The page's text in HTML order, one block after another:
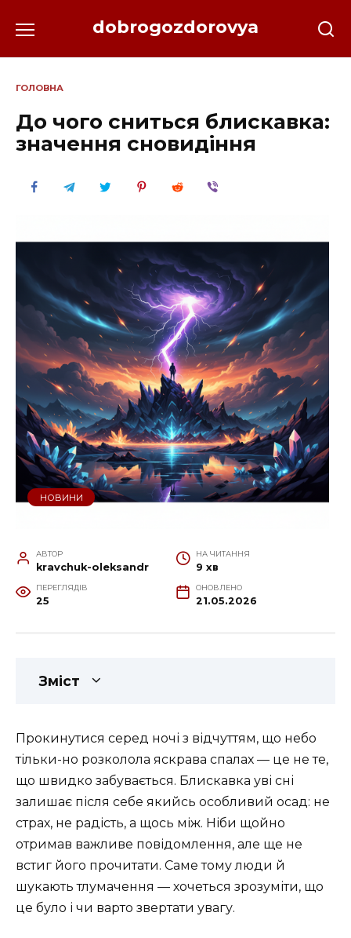
до
dobrogozdorovya
ГОЛОВНА
До чого сниться блискавка:
значення сновидіння
НОВИНИ
АВТОР
kravchuk-oleksandr
НА ЧИТАННЯ
9 хв
ПЕРЕГЛЯДІВ
25
ОНОВЛЕНО
21.05.2026
Зміст
Прокинутися серед ночі з відчуттям, що небо
тільки-но розколола яскрава спалах — це не те,
що швидко забувається. Блискавка уві сні
залишає після себе якийсь особливий осад: не
страх, не радість, а щось між. Ніби щойно
отримав важливе повідомлення, але ще не
встиг його прочитати. Саме тому люди й
шукають тлумачення — хочеться зрозуміти, що
це було і чи варто звертати увагу.